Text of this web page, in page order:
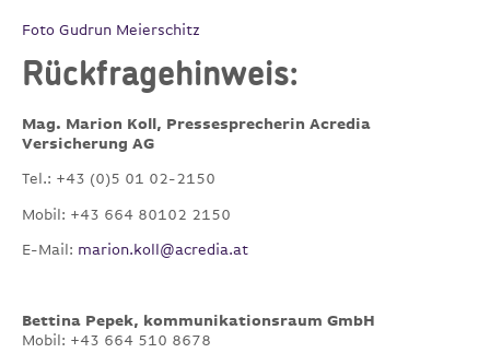
Foto Gudrun Meierschitz
Rückfragehinweis:
Mag. Marion Koll, Pressesprecherin Acredia
Versicherung AG
Tel.: +43 (0)5 01 02-2150
Mobil: +43 664 80102 2150
E-Mail: marion.koll@acredia.at
Bettina Pepek, kommunikationsraum GmbH
Mobil: +43 664 510 8678